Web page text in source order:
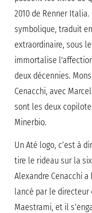
2010 de Renner
symbolique, traduit
extraordinaire, sous
immortalise
deux décennies.
Cenacchi, avec
sont les deux
Minerbio.
Un Até logo, c’est à
tire le rideau sur la
Alexandre Cenacchi
lancé par le
Maestrami, et il